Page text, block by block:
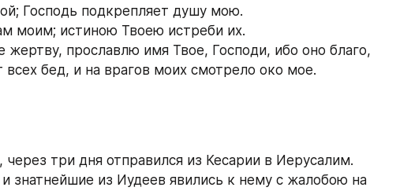
Господь подкрепляет душу мою.
моим; истиною Твоею истреби их.
жертву, прославлю имя Твое, Господи, ибо оно благо,
бед, и на врагов моих смотрело око мое.
через три дня отправился из Кесарии в Иерусалим.
знатнейшие из Иудеев явились к нему с жалобою на